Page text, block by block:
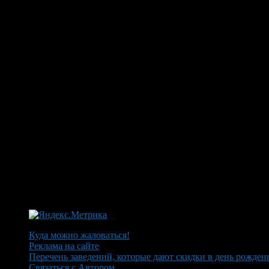
Куда можно жаловаться!
Реклама на сайте
Перечень заведений, которые дают скидки в день